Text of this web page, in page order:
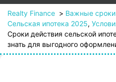
Realty Finance > Важные
Сельская ипотека 2025,
Сроки действия сельской
знать для выгодного